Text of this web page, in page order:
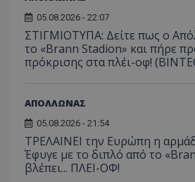
05.08.2026 - 22:07
ΣΤΙΓΜΙΟΤΥΠΑ: Δείτε πως ο
το «Brann Stadion» και πήρε
πρόκρισης στα πλέι-οφ!
ΑΠΟΛΛΩΝΑΣ
05.08.2026 - 21:54
ΤΡΕΛΑΙΝΕΙ την Ευρώπη η
Έφυγε με το διπλό από το
βλέπει... ΠΛΕΙ-ΟΦ!